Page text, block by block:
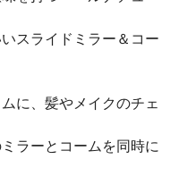
スライドミラー＆コー
に、髪やメイクのチェ
ラーとコームを同時に